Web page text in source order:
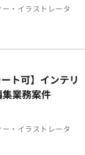
・イラストレータ
ト可】インテリ
業務案件
・イラストレータ